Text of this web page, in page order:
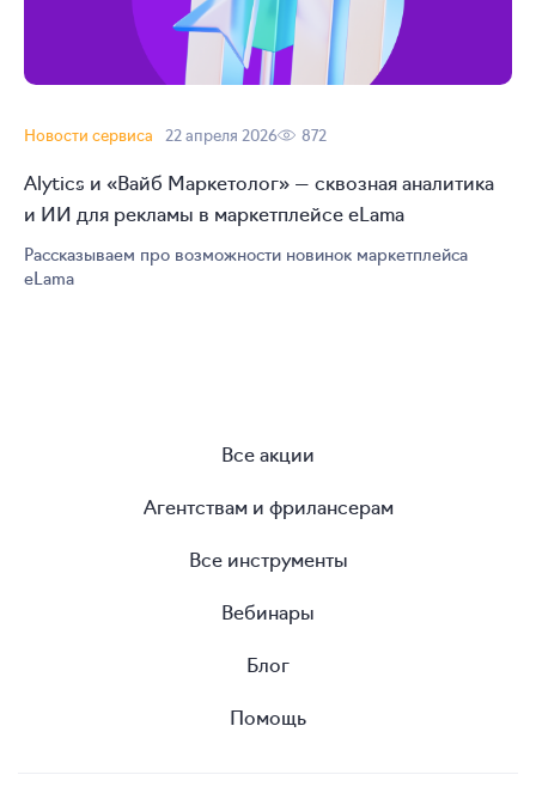
Новости сервиса 22 апреля 2026 872
Alytics и «Вайб Маркетолог» — сквозная аналитика
и ИИ для рекламы в маркетплейсе eLama
Рассказываем про возможности новинок маркетплейса
eLama
Все акции
Агентствам и фрилансерам
Все инструменты
Вебинары
Блог
Помощь